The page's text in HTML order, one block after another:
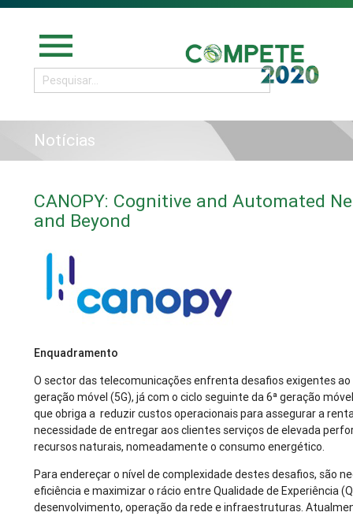
menu
Notícias
CANOPY: Cognitive and Automated
and Beyond
Enquadramento
O sector das telecomunicações enfrenta desafios exigentes
geração móvel (5G), já com o ciclo seguinte da 6ª geração
que obriga a reduzir custos operacionais para assegurar a
necessidade de entregar aos clientes serviços de elevada
recursos naturais, nomeadamente o consumo energético.
Para endereçar o nível de complexidade destes desafios, são
eficiência e maximizar o rácio entre Qualidade de Experiência
desenvolvimento, operação da rede e infraestruturas.